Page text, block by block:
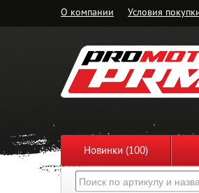
О компании Условия
Новинки (100)